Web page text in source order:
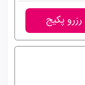
رزرو پکیج